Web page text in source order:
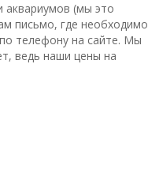
аквариумов (мы это
письмо, где необходимо
телефону на сайте. Мы
ведь наши цены на